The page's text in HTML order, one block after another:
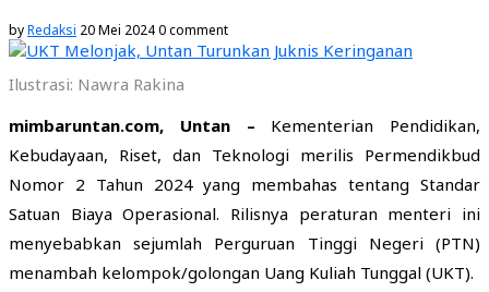
byRedaksi 20 Mei 20240 comment
Ilustrasi: Nawra Rakina
mimbaruntan.com, Untan –
Kementerian Pendidikan,
Kebudayaan, Riset, dan Teknologi merilis Permendikbud
Nomor 2 Tahun 2024 yang membahas tentang Standar
Satuan Biaya Operasional. Rilisnya peraturan menteri ini
menyebabkan sejumlah Perguruan Tinggi Negeri (PTN)
menambah kelompok/golongan Uang Kuliah Tunggal (UKT).